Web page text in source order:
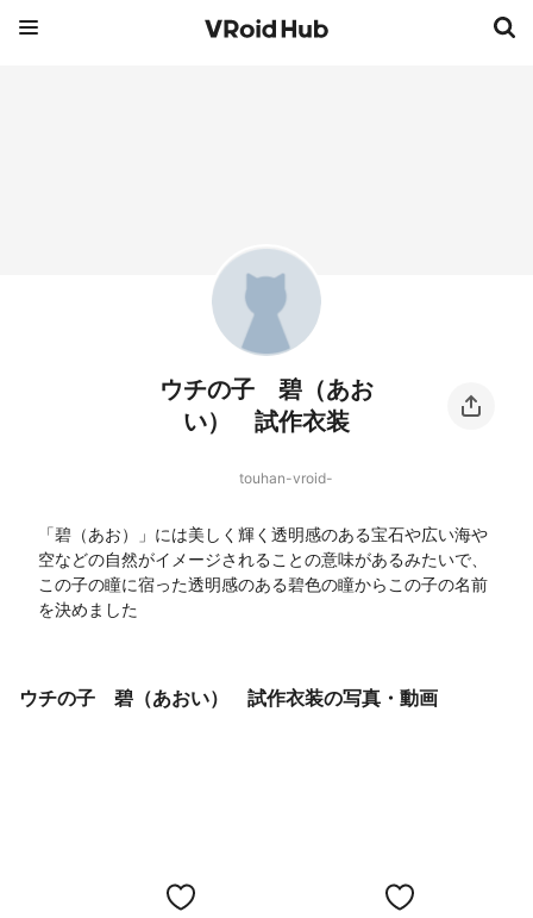
ウチの子 碧（あお
い） 試作衣装
touhan-vroid-
「碧（あお）」には美しく輝く透明感のある宝石や広い海や
空などの自然がイメージされることの意味があるみたいで、
この子の瞳に宿った透明感のある碧色の瞳からこの子の名前
を決めました
ウチの子 碧（あおい） 試作衣装の写真・動画